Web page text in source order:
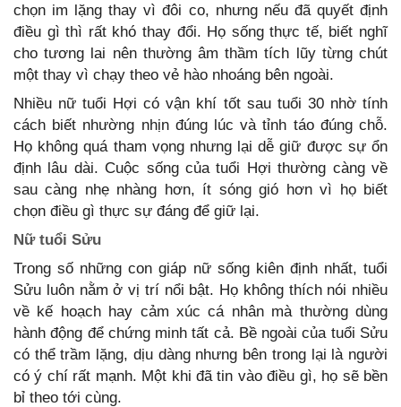
chọn im lặng thay vì đôi co, nhưng nếu đã quyết định
điều gì thì rất khó thay đổi. Họ sống thực tế, biết nghĩ
cho tương lai nên thường âm thầm tích lũy từng chút
một thay vì chạy theo vẻ hào nhoáng bên ngoài.
Nhiều nữ tuổi Hợi có vận khí tốt sau tuổi 30 nhờ tính
cách biết nhường nhịn đúng lúc và tỉnh táo đúng chỗ.
Họ không quá tham vọng nhưng lại dễ giữ được sự ổn
định lâu dài. Cuộc sống của tuổi Hợi thường càng về
sau càng nhẹ nhàng hơn, ít sóng gió hơn vì họ biết
chọn điều gì thực sự đáng để giữ lại.
Nữ tuổi Sửu
Trong số những con giáp nữ sống kiên định nhất, tuổi
Sửu luôn nằm ở vị trí nổi bật. Họ không thích nói nhiều
về kế hoạch hay cảm xúc cá nhân mà thường dùng
hành động để chứng minh tất cả. Bề ngoài của tuổi Sửu
có thể trầm lặng, dịu dàng nhưng bên trong lại là người
có ý chí rất mạnh. Một khi đã tin vào điều gì, họ sẽ bền
bỉ theo tới cùng.